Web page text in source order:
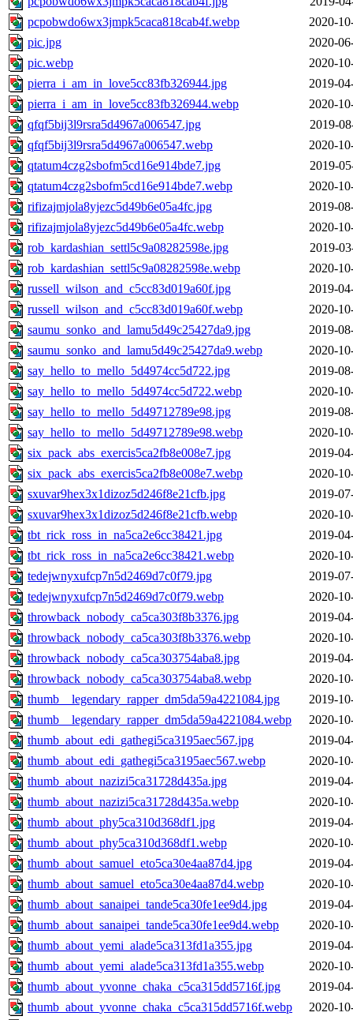
pcpobwdo6wx3jmpk5caca818cab4f.webp
2020-
pic.jpg
2020-
pic.webp
2020-
pierra_i_am_in_love5cc83fb326944.jpg
2019-
pierra_i_am_in_love5cc83fb326944.webp
2020-
qfqf5bij3l9rsra5d4967a006547.jpg
2019-
qfqf5bij3l9rsra5d4967a006547.webp
2020-
qtatum4czg2sbofm5cd16e914bde7.jpg
2019-
qtatum4czg2sbofm5cd16e914bde7.webp
2020-
rifizajmjola8yjezc5d49b6e05a4fc.jpg
2019-
rifizajmjola8yjezc5d49b6e05a4fc.webp
2020-
rob_kardashian_settl5c9a08282598e.jpg
2019-
rob_kardashian_settl5c9a08282598e.webp
2020-
russell_wilson_and_c5cc83d019a60f.jpg
2019-
russell_wilson_and_c5cc83d019a60f.webp
2020-
saumu_sonko_and_lamu5d49c25427da9.jpg
2019-
saumu_sonko_and_lamu5d49c25427da9.webp
2020-
say_hello_to_mello_5d4974cc5d722.jpg
2019-
say_hello_to_mello_5d4974cc5d722.webp
2020-
say_hello_to_mello_5d49712789e98.jpg
2019-
say_hello_to_mello_5d49712789e98.webp
2020-
six_pack_abs_exercis5ca2fb8e008e7.jpg
2019-
six_pack_abs_exercis5ca2fb8e008e7.webp
2020-
sxuvar9hex3x1dizoz5d246f8e21cfb.jpg
2019-
sxuvar9hex3x1dizoz5d246f8e21cfb.webp
2020-
tbt_rick_ross_in_na5ca2e6cc38421.jpg
2019-
tbt_rick_ross_in_na5ca2e6cc38421.webp
2020-
tedejwnyxufcp7n5d2469d7c0f79.jpg
2019-
tedejwnyxufcp7n5d2469d7c0f79.webp
2020-
throwback_nobody_ca5ca303f8b3376.jpg
2019-
throwback_nobody_ca5ca303f8b3376.webp
2020-
throwback_nobody_ca5ca303754aba8.jpg
2019-
throwback_nobody_ca5ca303754aba8.webp
2020-
thumb__legendary_rapper_dm5da59a4221084.jpg
2019-
thumb__legendary_rapper_dm5da59a4221084.webp
2020-
thumb_about_edi_gathegi5ca3195aec567.jpg
2019-
thumb_about_edi_gathegi5ca3195aec567.webp
2020-
thumb_about_nazizi5ca31728d435a.jpg
2019-
thumb_about_nazizi5ca31728d435a.webp
2020-
thumb_about_phy5ca310d368df1.jpg
2019-
thumb_about_phy5ca310d368df1.webp
2020-
thumb_about_samuel_eto5ca30e4aa87d4.jpg
2019-
thumb_about_samuel_eto5ca30e4aa87d4.webp
2020-
thumb_about_sanaipei_tande5ca30fe1ee9d4.jpg
2019-
thumb_about_sanaipei_tande5ca30fe1ee9d4.webp
2020-
thumb_about_yemi_alade5ca313fd1a355.jpg
2019-
thumb_about_yemi_alade5ca313fd1a355.webp
2020-
thumb_about_yvonne_chaka_c5ca315dd5716f.jpg
2019-
thumb_about_yvonne_chaka_c5ca315dd5716f.webp
2020-